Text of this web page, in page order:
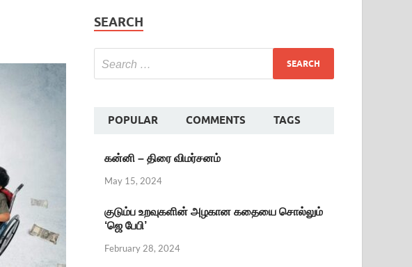
SEARCH
POPULAR COMMENTS TAGS
கன்னி – திரை விமர்சனம்
May 15, 2024
குடும்ப உறவுகளின் அழகான கதையை சொல்லும்
‘ஜெ பேபி’
February 28, 2024